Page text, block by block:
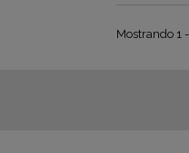
Mostrando 1